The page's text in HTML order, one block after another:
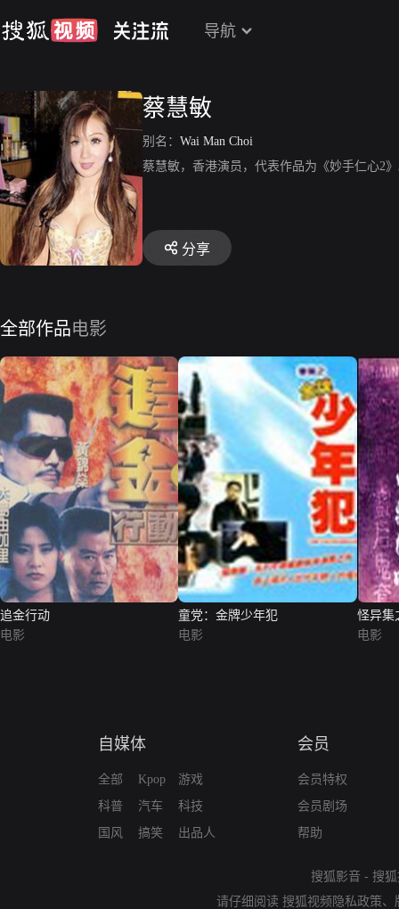
导航
蔡慧敏
别名： Wai Man Choi
蔡慧敏，香港演员，代表作品为《妙手仁心2
分享
全部作品电影
追金行动
电影
童党：金牌少年犯
电影
怪异集
电影
自媒体
全部
科普
国风
Kpop
汽车
搞笑
游戏
科技
出品人
会员
会员特权
会员剧场
帮助
搜狐影音 - 搜
请仔细阅读 搜狐视频隐私政策、